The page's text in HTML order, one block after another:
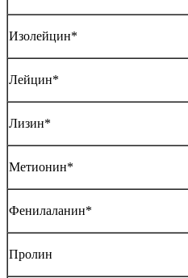
Изолейцин*
Лейцин*
Лизин*
Метионин*
Фенилаланин*
Пролин